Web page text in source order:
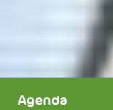
Agenda